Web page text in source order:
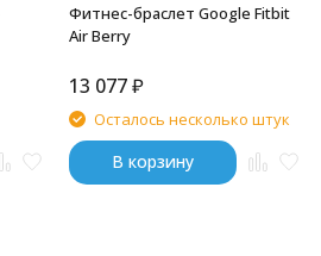
Фитнес-браслет Google Fitbit
Air Berry
13 077 ₽
Осталось несколько штук
В корзину